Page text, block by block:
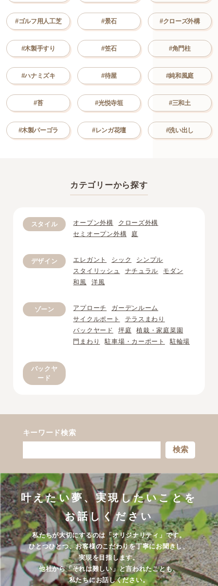
#ゴルフ用人工芝 #景石 #クローズ外構
#木製手すり #笠石 #角門柱
#ハナミズキ #待屋 #純和風庭
#苔 #光悦寺垣 #三和土
#木製パーゴラ #レンガ花壇 #洗い出し
カテゴリーから探す
スタイル オープン外構
クローズ外構
セミオープン外構
庭
デザイン エレガント シック
シンプル
スタイリッシュ
ナチュラル
モダン
和風
洋風
ゾーン アプローチ
ガーデンルーム
サイクルポート
テラスまわり
バックヤード
坪庭
植栽・家庭菜園
門まわり
駐車場・カーポート 駐輪場
バックヤ
ード
キーワード検索
検索
叶えたい夢、実現したいことを
お話しください
私たちが大切にするのは「オリジナリティ」です。
ひとつひとつ、お客様のこだわりを丁寧にお聞きし、
実現を目指します。
他社から「それは難しい」と言われたことも、
私たちにお話しください。